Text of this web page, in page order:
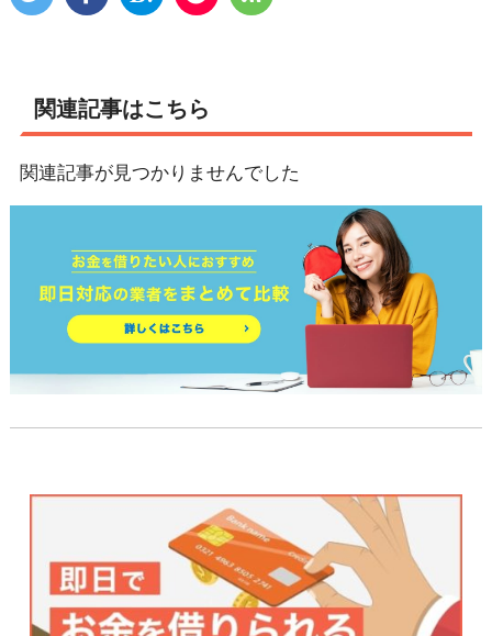
関連記事はこちら
関連記事が見つかりませんでした